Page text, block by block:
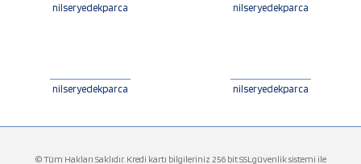
nilseryedekparca nilseryedekparca
nilseryedekparca nilseryedekparca
© Tüm Hakları Saklıdır. Kredi kartı bilgileriniz 256 bit SSLgüvenlik sistemi ile